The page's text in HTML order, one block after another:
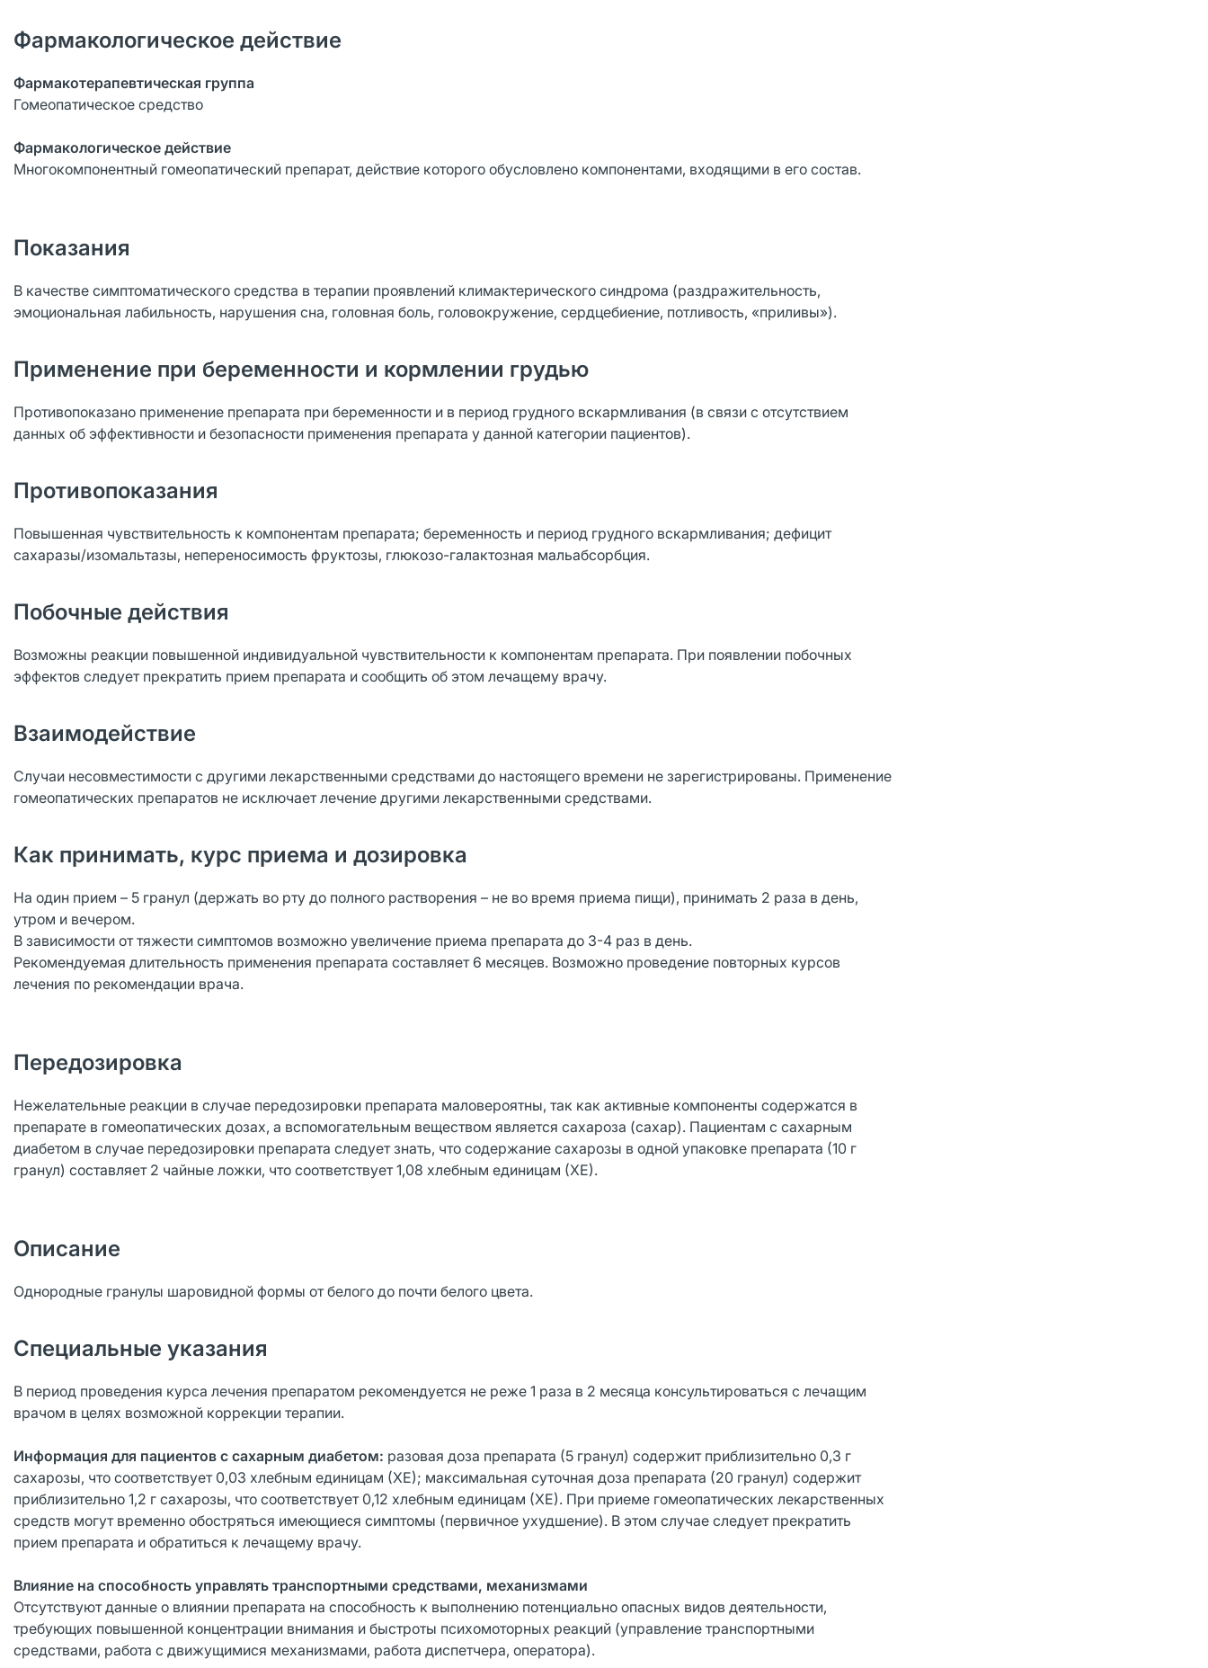
Фармакологическое действие
Фармакотерапевтическая группа
Гомеопатическое средство
Фармакологическое действие
Многокомпонентный гомеопатический препарат, действие которого обусловлено компонентами, входящими в его состав.
Показания
В качестве симптоматического средства в терапии проявлений климактерического синдрома (раздражительность,
эмоциональная лабильность, нарушения сна, головная боль, головокружение, сердцебиение, потливость, «приливы»).
Применение при беременности и кормлении грудью
Противопоказано применение препарата при беременности и в период грудного вскармливания (в связи с отсутствием
данных об эффективности и безопасности применения препарата у данной категории пациентов).
Противопоказания
Повышенная чувствительность к компонентам препарата; беременность и период грудного вскармливания; дефицит
сахаразы/изомальтазы, непереносимость фруктозы, глюкозо-галактозная мальабсорбция.
Побочные действия
Возможны реакции повышенной индивидуальной чувствительности к компонентам препарата. При появлении побочных
эффектов следует прекратить прием препарата и сообщить об этом лечащему врачу.
Взаимодействие
Случаи несовместимости с другими лекарственными средствами до настоящего времени не зарегистрированы. Применение
гомеопатических препаратов не исключает лечение другими лекарственными средствами.
Как принимать, курс приема и дозировка
На один прием – 5 гранул (держать во рту до полного растворения – не во время приема пищи), принимать 2 раза в день,
утром и вечером.
В зависимости от тяжести симптомов возможно увеличение приема препарата до 3-4 раз в день.
Рекомендуемая длительность применения препарата составляет 6 месяцев. Возможно проведение повторных курсов
лечения по рекомендации врача.
Передозировка
Нежелательные реакции в случае передозировки препарата маловероятны, так как активные компоненты содержатся в
препарате в гомеопатических дозах, а вспомогательным веществом является сахароза (сахар). Пациентам с сахарным
диабетом в случае передозировки препарата следует знать, что содержание сахарозы в одной упаковке препарата (10 г
гранул) составляет 2 чайные ложки, что соответствует 1,08 хлебным единицам (ХЕ).
Описание
Однородные гранулы шаровидной формы от белого до почти белого цвета.
Специальные указания
В период проведения курса лечения препаратом рекомендуется не реже 1 раза в 2 месяца консультироваться с лечащим
врачом в целях возможной коррекции терапии.
Информация для пациентов с сахарным диабетом: разовая доза препарата (5 гранул) содержит приблизительно 0,3 г
сахарозы, что соответствует 0,03 хлебным единицам (ХЕ); максимальная суточная доза препарата (20 гранул) содержит
приблизительно 1,2 г сахарозы, что соответствует 0,12 хлебным единицам (ХЕ). При приеме гомеопатических лекарственных
средств могут временно обостряться имеющиеся симптомы (первичное ухудшение). В этом случае следует прекратить
прием препарата и обратиться к лечащему врачу.
Влияние на способность управлять транспортными средствами, механизмами
Отсутствуют данные о влиянии препарата на способность к выполнению потенциально опасных видов деятельности,
требующих повышенной концентрации внимания и быстроты психомоторных реакций (управление транспортными
средствами, работа с движущимися механизмами, работа диспетчера, оператора).